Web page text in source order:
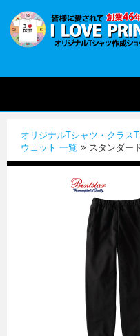
実績紹介
よくある質問
オリジナルTシャツ・クラス
ウェット 一覧
スタンダー